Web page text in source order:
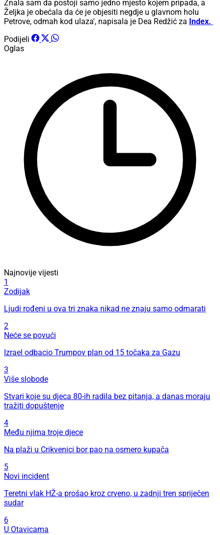
Znala sam da postoji samo jedno mjesto kojem pripada, a
Željka je obećala da će je objesiti negdje u glavnom holu
Petrove, odmah kod ulaza', napisala je Dea Redžić za Index.
Podijeli
Oglas
Najnovije vijesti
1
Zodijak
Ljudi rođeni u ova tri znaka nikad ne znaju samo odmarati
2
Neće se povući
Izrael odbacio Trumpov plan od 15 točaka za Gazu
3
Više slobode
Stvari koje su djeca 80-ih radila bez pitanja, a danas moraju
tražiti dopuštenje
4
Među njima troje djece
Na plaži u Crikvenici bor pao na osmero kupača
5
Novi incident
Teretni vlak HŽ-a prošao kroz crveno, u zadnji tren spriječen
sudar
6
U Otavicama